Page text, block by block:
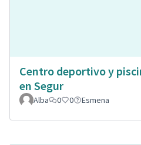
Centro deportivo y
en Segur
Alba
0 0 Esmena